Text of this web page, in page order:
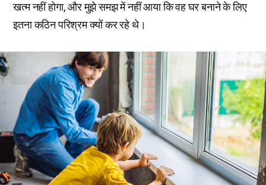
खत्म नहीं होगा, और मुझे समझ में नहीं आया कि वह घर बनाने के लिए
इतना कठिन परिश्रम क्यों कर रहे थे।